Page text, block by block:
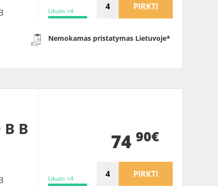
Likutis >4 PIRKTI
Nemokamas pristatymas Lietuvoje*
B
Likutis >4
74 90€
PIRKTI